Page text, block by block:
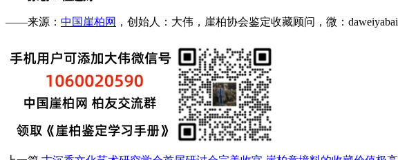
——来源： 中国崖柏网 ，创始人：大伟，崖柏协会鉴定收藏顾问，微：daweiyabai